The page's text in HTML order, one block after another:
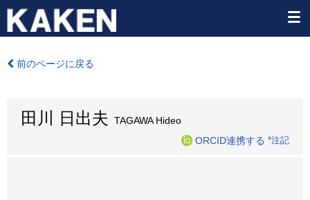
前のページに戻る
田川 日出夫
TAGAWA Hideo
ORCID連携する *注記